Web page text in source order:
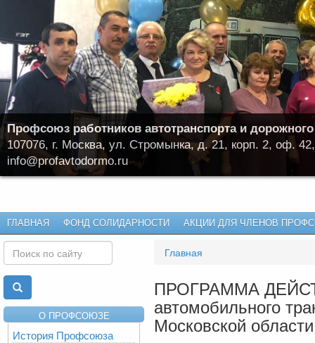
Профсоюз работников автотранспорта и
107076, г. Москва, ул. Стромынка, д. 21, корп. 2, оф.
info@profavtodormo.ru
ГЛАВНАЯ ФОНД СОЛИДАРНОСТИ АКЦИИ ДЛЯ ЧЛЕНОВ
О ПРОФСОЮЗЕ
История Профсоюза
Главная
ПРОГРАММА
автомобильного
Московской